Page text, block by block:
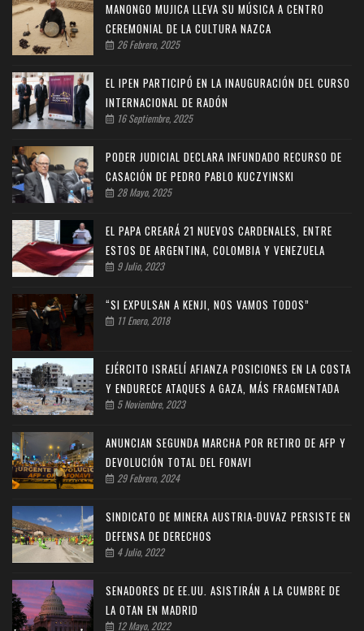
MANONGO MUJICA LLEVA SU MÚSICA A CENTRO
CEREMONIAL DE LA CULTURA NAZCA
26 Febrero, 2025
EL IPEN PARTICIPÓ EN LA INAUGURACIÓN DEL CURSO
INTERNACIONAL DE RADÓN
16 Septiembre, 2025
PODER JUDICIAL DECLARA INFUNDADO RECURSO DE
CASACIÓN DE PEDRO PABLO KUCZYINSKI
28 Mayo, 2025
EL PAPA CREARÁ 21 NUEVOS CARDENALES, ENTRE
ESTOS DE ARGENTINA, COLOMBIA Y VENEZUELA
9 Julio, 2023
“SI EXPULSAN A KENJI, NOS VAMOS TODOS”
11 Enero, 2018
EJÉRCITO ISRAELÍ AFIANZA POSICIONES EN LA COSTA
Y ENDURECE ATAQUES A GAZA, MÁS FRAGMENTADA
5 Noviembre, 2023
ANUNCIAN SEGUNDA MARCHA POR RETIRO DE AFP Y
DEVOLUCIÓN TOTAL DEL FONAVI
29 Febrero, 2024
SINDICATO DE MINERA AUSTRIA-DUVAZ PERSISTE EN
DEFENSA DE DERECHOS
4 Julio, 2022
SENADORES DE EE.UU. ASISTIRÁN A LA CUMBRE DE
LA OTAN EN MADRID
12 Mayo, 2022